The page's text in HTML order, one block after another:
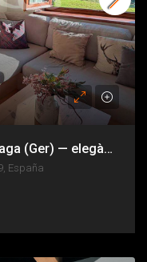
Casa adossada a La Pleta de Saga (Ger) — elegància alpina i vistes al Pirineu
España